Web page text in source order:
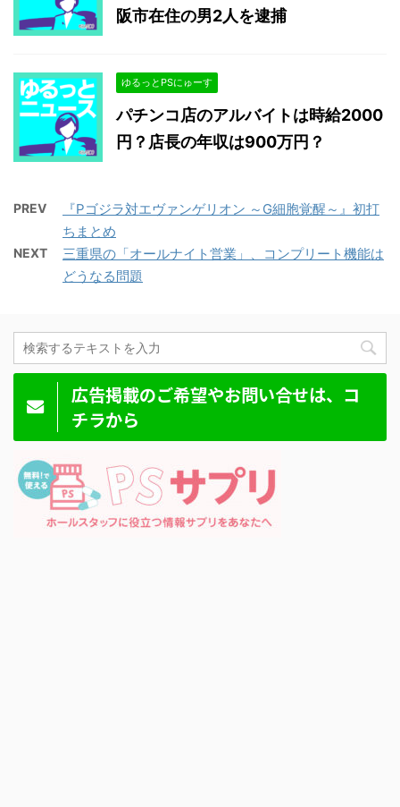
阪市在住の男2人を逮捕
ゆるっとPSにゅーす
パチンコ店のアルバイトは時給2000
円？店長の年収は900万円？
PREV
『Pゴジラ対エヴァンゲリオン ～G細胞覚醒～』初打
ちまとめ
NEXT
三重県の「オールナイト営業」、コンプリート機能は
どうなる問題
広告掲載のご希望やお問い合せは、コ
チラから